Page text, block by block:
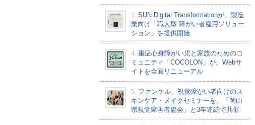
3. SUN Digital Transformationが、製造
業向け「職人型 障がい者雇用ソリュー
ション」を提供開始
4. 重症心身障がい児と家族のためのコ
ミュニティ「COCOLON」が、Webサ
イトを全面リニューアル
5. ファンケル、視覚障がい者向けのス
キンケア・メイクセミナーを、「岡山
県視覚障害者協会」と3年連続で共催